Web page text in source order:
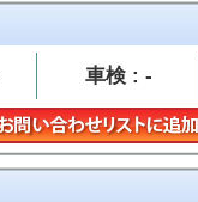
車検 : -